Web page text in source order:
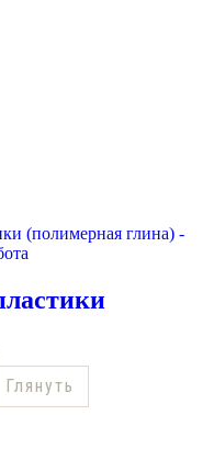
Глянуть